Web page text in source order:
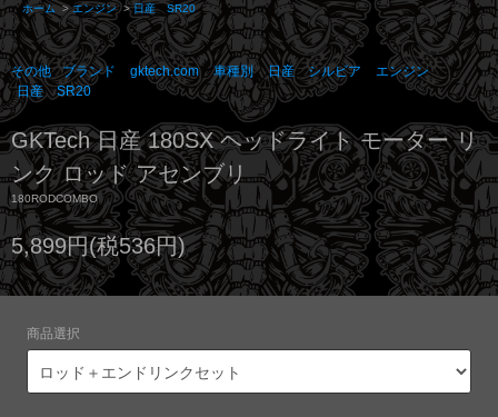
ホーム >エンジン >日産 SR20
その他 ブランド gktech.com 車種別 日産 シルビア
エンジン
日産 SR20
GKTech 日産 180SX ヘッドライト モーター リ
ンク ロッド アセンブリ
180RODCOMBO
5,899円(税536円)
商品選択